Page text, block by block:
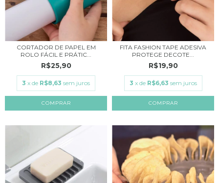
CORTADOR DE PAPEL EM
ROLO FÁCIL E PRÁTIC...
R$25,90
3 x de R$8,63 sem juros
FITA FASHION TAPE ADESIVA
PROTEGE DECOTE...
R$19,90
3 x de R$6,63 sem juros